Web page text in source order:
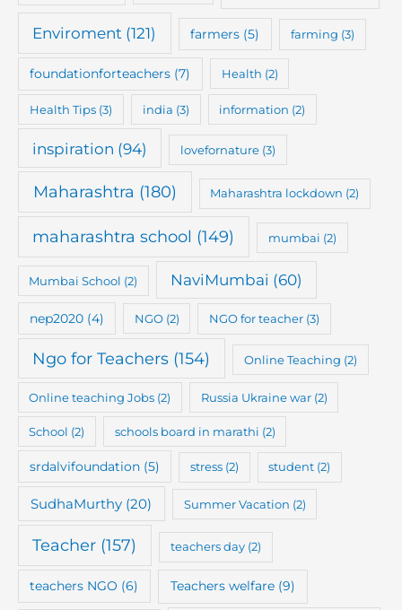
Enviroment (121) farmers (5) farming (3)
foundationforteachers (7) Health (2)
Health Tips(3) india (3) information (2)
inspiration (94) lovefornature (3)
Maharashtra (180) Maharashtra lockdown (2)
maharashtra school (149) mumbai (2)
Mumbai School (2) NaviMumbai (60)
nep2020(4) NGO(2) NGO for teacher (3)
Ngo for Teachers (154) Online Teaching (2)
Online teaching Jobs (2) Russia Ukraine war(2)
School (2) schools board in marathi (2)
srdalvifoundation (5) stress (2) student (2)
SudhaMurthy (20) Summer Vacation (2)
Teacher (157) teachers day (2)
teachers NGO (6) Teachers welfare(9)